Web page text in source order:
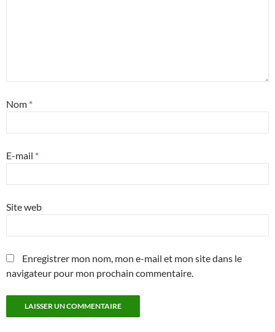
Nom *
E-mail *
Site web
Enregistrer mon nom, mon e-mail et mon site dans le
navigateur pour mon prochain commentaire.